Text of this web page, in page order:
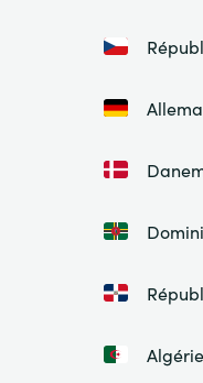
Algérie